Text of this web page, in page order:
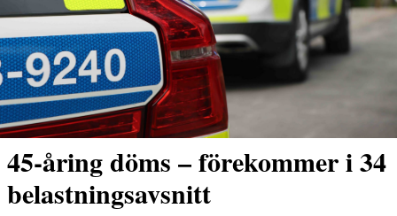
45-åring döms – förekommer i 34
belastningsavsnitt